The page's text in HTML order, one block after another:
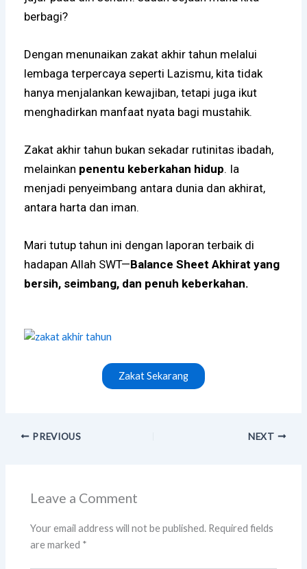
berbagi?
Dengan menunaikan zakat akhir tahun melalui
lembaga terpercaya seperti Lazismu, kita tidak
hanya menjalankan kewajiban, tetapi juga ikut
menghadirkan manfaat nyata bagi mustahik.
Zakat akhir tahun bukan sekadar rutinitas ibadah,
melainkan penentu keberkahan hidup. Ia
menjadi penyeimbang antara dunia dan akhirat,
antara harta dan iman.
Mari tutup tahun ini dengan laporan terbaik di
hadapan Allah SWT—Balance Sheet Akhirat yang
bersih, seimbang, dan penuh keberkahan.
Zakat Sekarang
PREVIOUS NEXT
Leave a Comment
Your email address will not be published. Required fields
are marked *